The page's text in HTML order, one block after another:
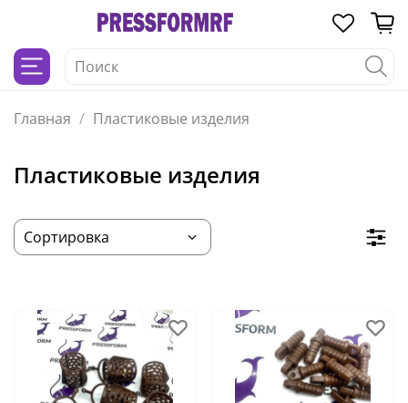
Главная Пластиковые изделия
Пластиковые изделия